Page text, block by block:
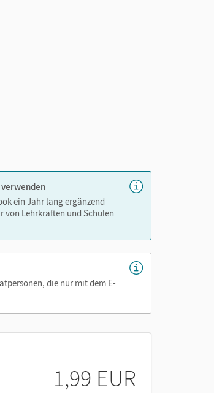
ein Jahr lang ergänzend
von Lehrkräften und Schulen
die nur mit dem E-
1,99 EUR